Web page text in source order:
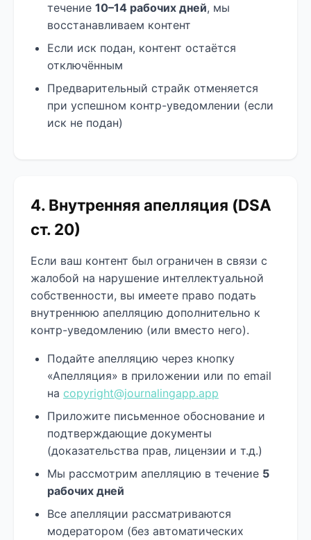
течение 10–14 рабочих дней, мы
восстанавливаем контент
Если иск подан, контент остаётся
отключённым
Предварительный страйк отменяется
при успешном контр-уведомлении (если
иск не подан)
4. Внутренняя апелляция (DSA
ст. 20)
Если ваш контент был ограничен в связи с
жалобой на нарушение интеллектуальной
собственности, вы имеете право подать
внутреннюю апелляцию дополнительно к
контр-уведомлению (или вместо него).
Подайте апелляцию через кнопку
«Апелляция» в приложении или по email
на copyright@journalingapp.app
Приложите письменное обоснование и
подтверждающие документы
(доказательства прав, лицензии и т.д.)
Мы рассмотрим апелляцию в течение 5
рабочих дней
Все апелляции рассматриваются
модератором (без автоматических